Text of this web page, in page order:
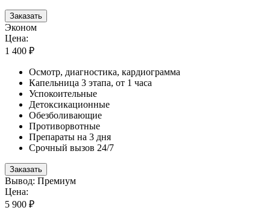
Заказать
Эконом
Цена:
1 400 ₽
Осмотр, диагностика, кардиограмма
Капельница 3 этапа, от 1 часа
Успокоительные
Детоксикационные
Обезболивающие
Противорвотные
Препараты на 3 дня
Срочный вызов 24/7
Заказать
Вывод: Премиум
Цена:
5 900 ₽